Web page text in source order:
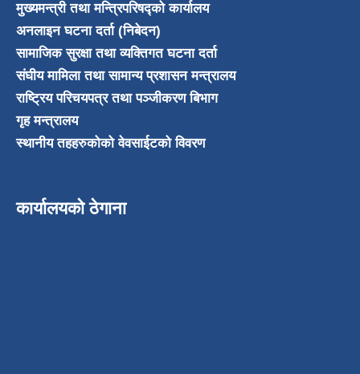
मुख्यमन्त्री तथा मन्त्रिपरिषद्को कार्यालय
अनलाइन घटना दर्ता (निबेदन)
सामाजिक सुरक्षा तथा व्यक्तिगत घटना दर्ता
संघीय मामिला तथा सामान्य प्रशासन मन्त्रालय
राष्ट्रिय परिचयपत्र तथा पञ्जीकरण बिभाग
गृह मन्त्रालय
स्थानीय तहहरुकोको वेवसाईटको विवरण
कार्यालयको ठेगाना